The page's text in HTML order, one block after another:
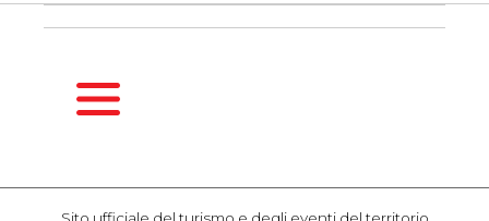
Sito ufficiale del turismo e degli eventi del territorio